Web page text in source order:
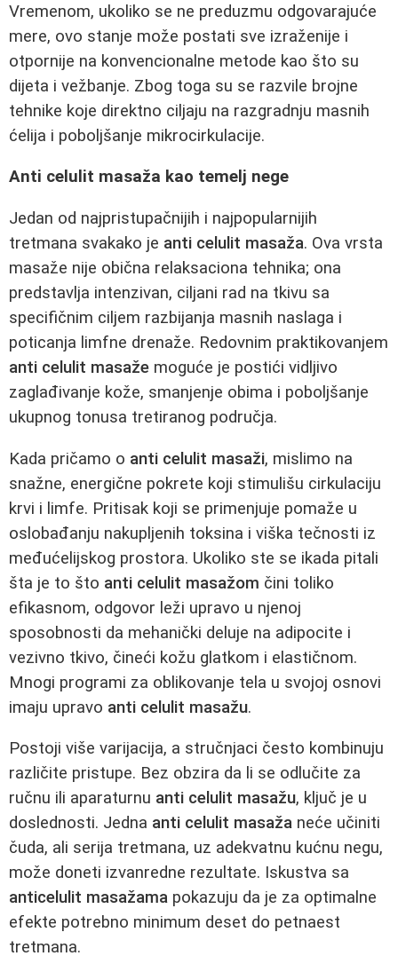
Vremenom, ukoliko se ne preduzmu odgovarajuće
mere, ovo stanje može postati sve izraženije i
otpornije na konvencionalne metode kao što su
dijeta i vežbanje. Zbog toga su se razvile brojne
tehnike koje direktno ciljaju na razgradnju masnih
ćelija i poboljšanje mikrocirkulacije.
Anti celulit masaža kao temelj nege
Jedan od najpristupačnijih i najpopularnijih
tretmana svakako je anti celulit masaža. Ova vrsta
masaže nije obična relaksaciona tehnika; ona
predstavlja intenzivan, ciljani rad na tkivu sa
specifičnim ciljem razbijanja masnih naslaga i
poticanja limfne drenaže. Redovnim praktikovanjem
anti celulit masaže moguće je postići vidljivo
zaglađivanje kože, smanjenje obima i poboljšanje
ukupnog tonusa tretiranog područja.
Kada pričamo o anti celulit masaži, mislimo na
snažne, energične pokrete koji stimulišu cirkulaciju
krvi i limfe. Pritisak koji se primenjuje pomaže u
oslobađanju nakupljenih toksina i viška tečnosti iz
međućelijskog prostora. Ukoliko ste se ikada pitali
šta je to što anti celulit masažom čini toliko
efikasnom, odgovor leži upravo u njenoj
sposobnosti da mehanički deluje na adipocite i
vezivno tkivo, čineći kožu glatkom i elastičnom.
Mnogi programi za oblikovanje tela u svojoj osnovi
imaju upravo anti celulit masažu.
Postoji više varijacija, a stručnjaci često kombinuju
različite pristupe. Bez obzira da li se odlučite za
ručnu ili aparaturnu anti celulit masažu, ključ je u
doslednosti. Jedna anti celulit masaža neće učiniti
čuda, ali serija tretmana, uz adekvatnu kućnu negu,
može doneti izvanredne rezultate. Iskustva sa
anticelulit masažama pokazuju da je za optimalne
efekte potrebno minimum deset do petnaest
tretmana.